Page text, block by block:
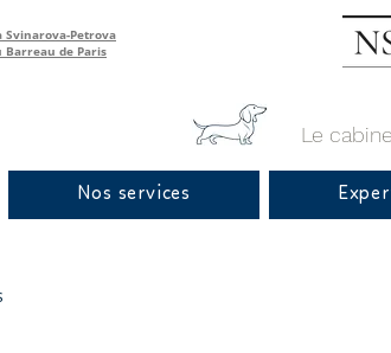
Svinarova-Petrova
Barreau de Paris
Le
Nos services